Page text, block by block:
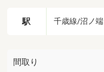
駅 千歳線/沼ノ端
間取り